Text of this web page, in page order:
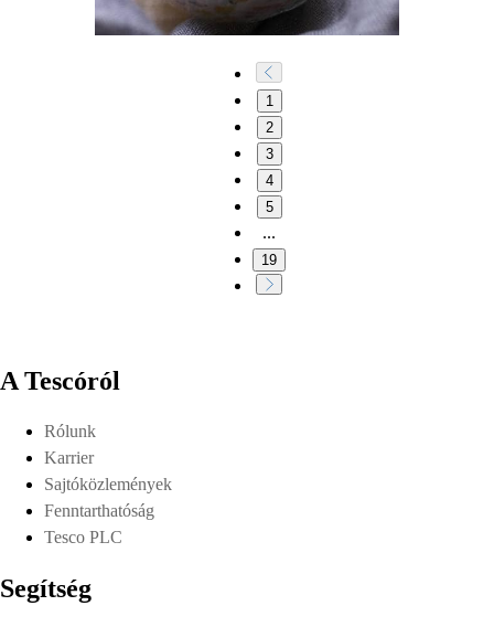
1
2
3
4
5
...
19
A Tescóról
Rólunk
Karrier
Sajtóközlemények
Fenntarthatóság
Tesco PLC
Segítség